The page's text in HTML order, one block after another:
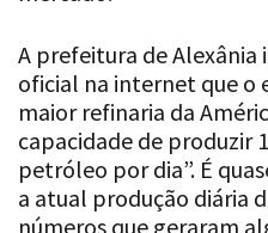
oficial na internet que o
maior refinaria da
capacidade de produzir
petróleo por dia”. É
a atual produção diária
números que geraram
meio empresarial